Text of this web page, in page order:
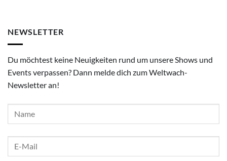
NEWSLETTER
Du möchtest keine Neuigkeiten rund um unsere Shows und
Events verpassen? Dann melde dich zum Weltwach-
Newsletter an!